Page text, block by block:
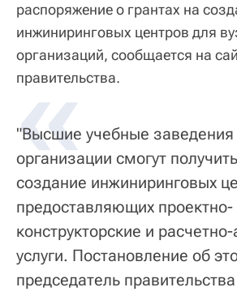
распоряжение о грантах на
инжиниринговых центров для
организаций, сообщается на
правительства.
«
"Высшие учебные заведения
организации смогут
создание инжиниринговых
предоставляющих проектно-
конструкторские и
услуги. Постановление об
председатель